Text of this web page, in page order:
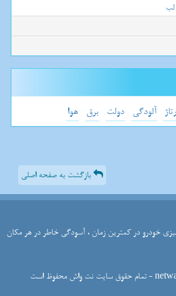
لب
آلودگی دولت برق هوا
بازگشت به صفحه اصلی
خودرو در کمترین زمان ، آسودگی خاطر در هر مکان